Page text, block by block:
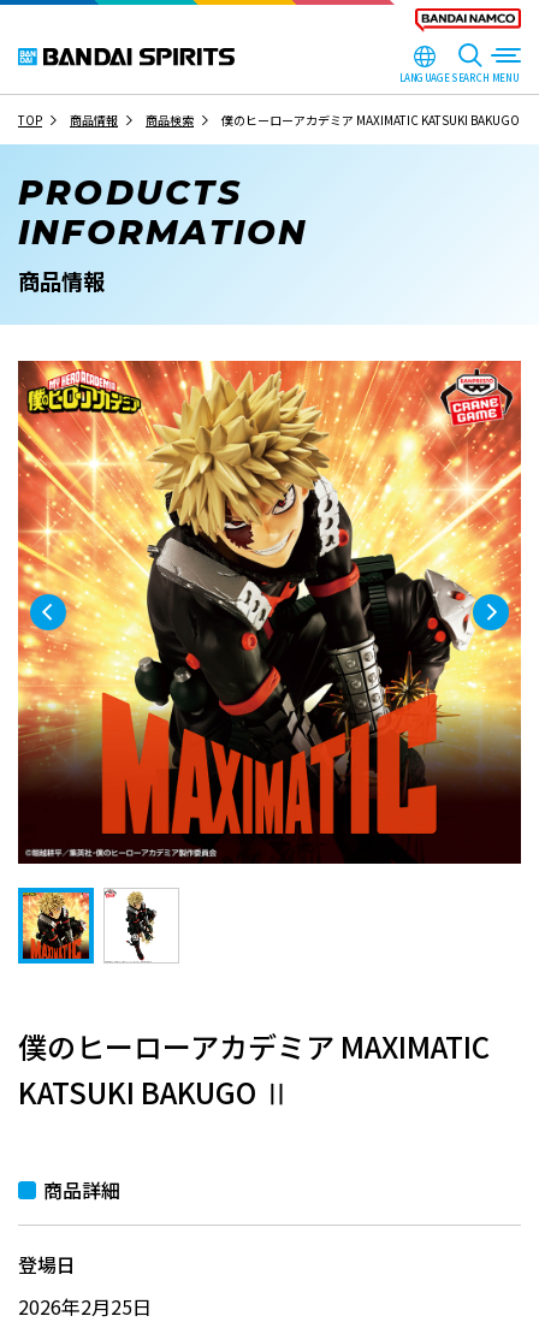
LANGUAGESEARCH
TOP 商品情報 商品検索 僕のヒーローアカデミア MAXIMATIC KATSUKI BAKUGO Ⅱ
PRODUCTS
INFORMATION
商品情報
僕のヒーローアカデミア MAXIMATIC
KATSUKI BAKUGO Ⅱ
商品詳細
登場日
2026年2月25日